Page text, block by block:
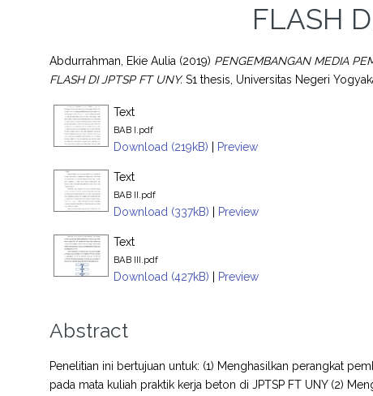
FLASH
Abdurrahman, Ekie Aulia (2019) PENGEMBANGAN MEDIA
FLASH DI JPTSP FT UNY. S1 thesis, Universitas Negeri
Text
BAB I.pdf
Download (219kB) | Preview
Text
BAB II.pdf
Download (337kB) | Preview
Text
BAB III.pdf
Download (427kB) | Preview
Abstract
Penelitian ini bertujuan untuk: (1) Menghasilkan perangkat
pada mata kuliah praktik kerja beton di JPTSP FT UNY (2)